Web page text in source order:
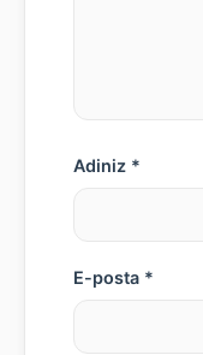
Adiniz *
E-posta *